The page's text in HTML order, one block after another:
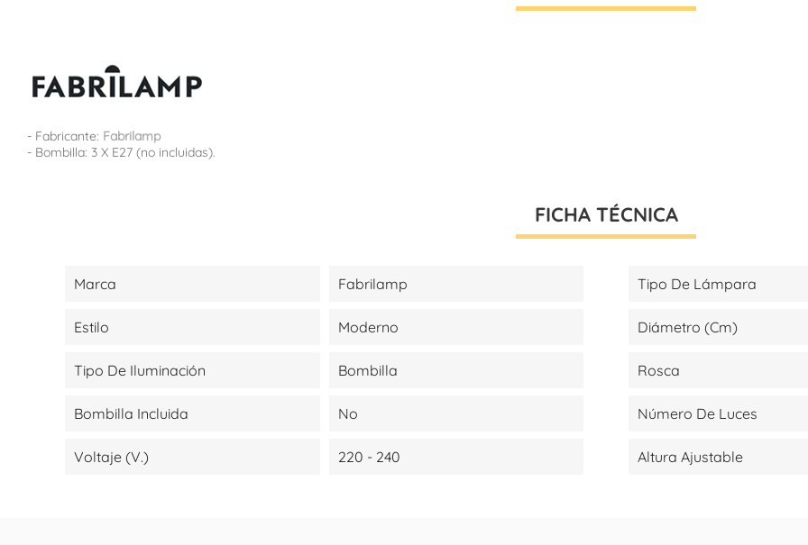
- Fabricante: Fabrilamp
- Bombilla: 3 X E27 (no incluidas).
FICHA TÉCNICA
Marca Fabrilamp Tipo De Lámpara
Estilo Moderno Diámetro (cm)
Tipo De Iluminación Bombilla Rosca
Bombilla Incluida No Número De Luces
Voltaje (V.) 220 - 240 Altura Ajustable